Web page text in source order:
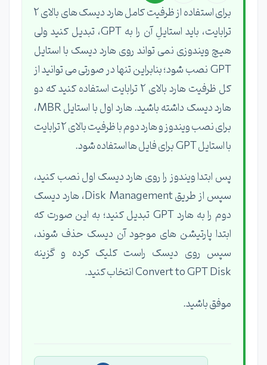
برای استفاده از ظرفیت کامل هارد دیسک های بالای 2
ترابایت، باید استایلِ آن را به GPT، تبدیل کنید ولی
هیچ ویندوزی نمی تواند روی هارد دیسک با استایل
GPT نصب شود؛ بنابراین تنها در صورتی می توانید از
کل ظرفیت هارد بالای 2 ترابایت استفاده کنید که دو
هارد دیسک داشته باشید. هارد اول با استایل MBR،
برای نصب ویندوز و هارد دوم با ظرفیت بالای 2 ترابایت
با استایل GPT برای فایل ها استفاده شود.
پس ابتدا ویندوز را روی هارد دیسک اول نصب کنید،
سپس از طریق Disk Management، هارد دیسک
دوم را به هارد GPT تبدیل کنید؛ به این صورت که
ابتدا پارتیشن های موجود آن دیسک حذف شوند،
سپس روی دیسک راست کلیک کرده و گزینه
Convert to GPT Disk انتخاب کنید.
موفق باشید.